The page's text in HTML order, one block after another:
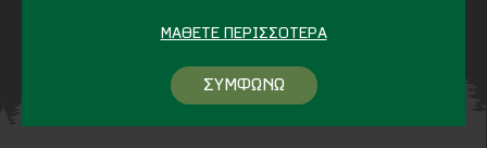
ΜΆΘΕΤΕ ΠΕΡΙΣΣΌΤΕΡΑ
ΣΥΜΦΩΝΩ